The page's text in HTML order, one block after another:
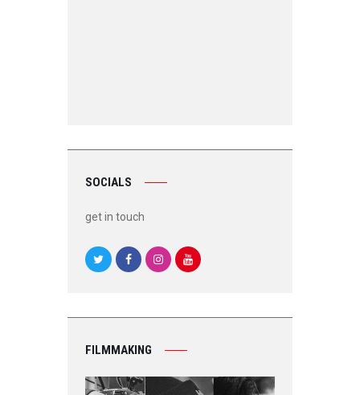
SOCIALS
get in touch
FILMMAKING